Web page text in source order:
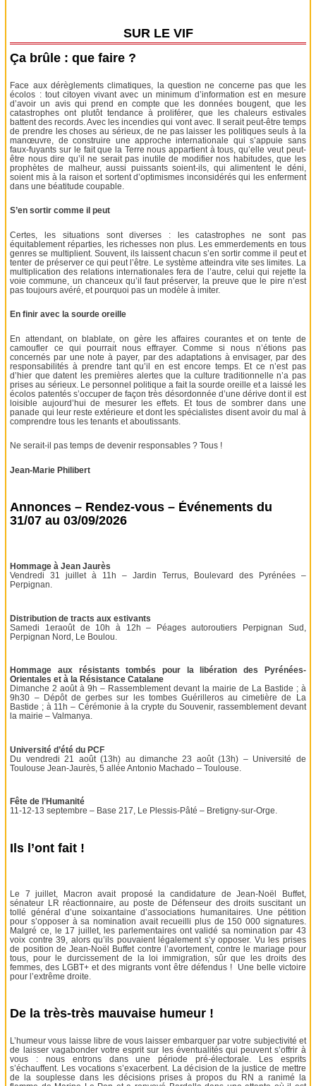
SUR LE VIF
Ça brûle : que faire ?
Face aux dérèglements climatiques, la question ne concerne pas que les
écolos : tout citoyen vivant avec un minimum d’information est en mesure
d’avoir un avis qui prend en compte que les données bougent, que les
catastrophes ont plutôt tendance à proliférer, que les chaleurs estivales
battent des records. Avec les incendies qui vont avec. Il serait peut-être temps
de prendre les choses au sérieux, de ne pas laisser les politiques seuls à la
manœuvre, de construire une approche internationale qui s’appuie sans
faux-fuyants sur le fait que la Terre nous appartient à tous, qu’elle veut peut-
être nous dire qu’il ne serait pas inutile de modifier nos habitudes, que les
prophètes de malheur, aussi puissants soient-ils, qui alimentent le déni,
soient mis à la raison et sortent d’optimismes inconsidérés qui les enferment
dans une béatitude coupable.
S’en sortir comme il peut
Certes, les situations sont diverses : les catastrophes ne sont pas
équitablement réparties, les richesses non plus. Les emmerdements en tous
genres se multiplient. Souvent, ils laissent chacun s’en sortir comme il peut et
tenter de préserver ce qui peut l’être. Le système atteindra vite ses limites. La
multiplication des relations internationales fera de l’autre, celui qui rejette la
voie commune, un chanceux qu’il faut préserver, la preuve que le pire n’est
pas toujours avéré, et pourquoi pas un modèle à imiter.
En finir avec la sourde oreille
En attendant, on blablate, on gère les affaires courantes et on tente de
camoufler ce qui pourrait nous effrayer. Comme si nous n’étions pas
concernés par une note à payer, par des adaptations à envisager, par des
responsabilités à prendre tant qu’il en est encore temps. Et ce n’est pas
d’hier que datent les premières alertes que la culture traditionnelle n’a pas
prises au sérieux. Le personnel politique a fait la sourde oreille et a laissé les
écolos patentés s’occuper de façon très désordonnée d’une dérive dont il est
loisible aujourd’hui de mesurer les effets. Et tous de sombrer dans une
panade qui leur reste extérieure et dont les spécialistes disent avoir du mal à
comprendre tous les tenants et aboutissants.
Ne serait-il pas temps de devenir responsables ? Tous !
Jean-Marie Philibert
Annonces – Rendez-vous – Événements du
31/07 au 03/09/2026
Hommage à Jean Jaurès
Vendredi 31 juillet à 11h – Jardin Terrus, Boulevard des Pyrénées –
Perpignan.
Distribution de tracts aux estivants
Samedi 1eraoût de 10h à 12h – Péages autoroutiers Perpignan Sud,
Perpignan Nord, Le Boulou.
Hommage aux résistants tombés pour la libération des Pyrénées-
Orientales et à la Résistance Catalane
Dimanche 2 août à 9h – Rassemblement devant la mairie de La Bastide ; à
9h30 – Dépôt de gerbes sur les tombes Guérilleros au cimetière de La
Bastide ; à 11h – Cérémonie à la crypte du Souvenir, rassemblement devant
la mairie – Valmanya.
Université d’été du PCF
Du vendredi 21 août (13h) au dimanche 23 août (13h) – Université de
Toulouse Jean-Jaurès, 5 allée Antonio Machado – Toulouse.
Fête de l’Humanité
11-12-13 septembre – Base 217, Le Plessis-Pâté – Bretigny-sur-Orge.
Ils l’ont fait !
Le 7 juillet, Macron avait proposé la candidature de Jean-Noël Buffet,
sénateur LR réactionnaire, au poste de Défenseur des droits suscitant un
tollé général d’une soixantaine d’associations humanitaires. Une pétition
pour s’opposer à sa nomination avait recueilli plus de 150 000 signatures.
Malgré ce, le 17 juillet, les parlementaires ont validé sa nomination par 43
voix contre 39, alors qu’ils pouvaient légalement s’y opposer. Vu les prises
de position de Jean-Noël Buffet contre l’avortement, contre le mariage pour
tous, pour le durcissement de la loi immigration, sûr que les droits des
femmes, des LGBT+ et des migrants vont être défendus ! Une belle victoire
pour l’extrême droite.
De la très-très mauvaise humeur !
L’humeur vous laisse libre de vous laisser embarquer par votre subjectivité et
de laisser vagabonder votre esprit sur les éventualités qui peuvent s’offrir à
vous : nous entrons dans une période pré-électorale. Les esprits
s’échauffent. Les vocations s’exacerbent. La décision de la justice de mettre
de la souplesse dans les décisions prises à propos du RN a ranimé la